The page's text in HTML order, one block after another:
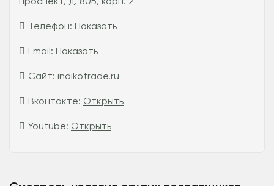
Телефон: Показать
Email: Показать
Сайт: indikotrade.ru
Вконтакте: Открыть
Youtube: Открыть